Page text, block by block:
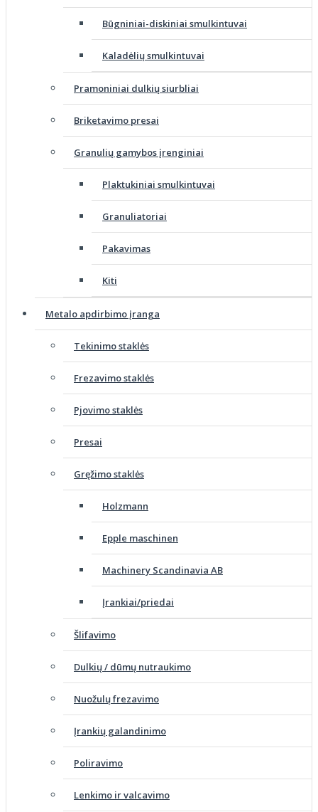
Būgniniai-diskiniai smulkintuvai
Kaladėlių smulkintuvai
Pramoniniai dulkių siurbliai
Briketavimo presai
Granulių gamybos įrenginiai
Plaktukiniai smulkintuvai
Granuliatoriai
Pakavimas
Kiti
Metalo apdirbimo įranga
Tekinimo staklės
Frezavimo staklės
Pjovimo staklės
Presai
Gręžimo staklės
Holzmann
Epple maschinen
Machinery Scandinavia AB
Įrankiai/priedai
Šlifavimo
Dulkių / dūmų nutraukimo
Nuožulų frezavimo
Įrankių galandinimo
Poliravimo
Lenkimo ir valcavimo